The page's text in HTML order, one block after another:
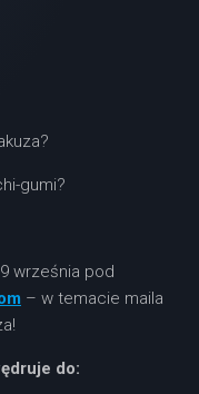
gumi?
września pod
– w temacie maila
do: